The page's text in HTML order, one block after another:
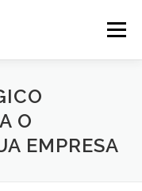
Menu
CRM
O
EMPRESA